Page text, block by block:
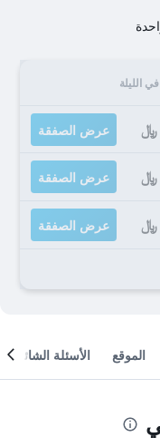
الليلة
عرض الصفقة
عرض الصفقة
عرض الصفقة
الموقع الأسئلة الشائعة